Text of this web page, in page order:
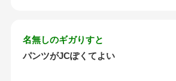
名無しのギガりすと
パンツがJCぽくてよい